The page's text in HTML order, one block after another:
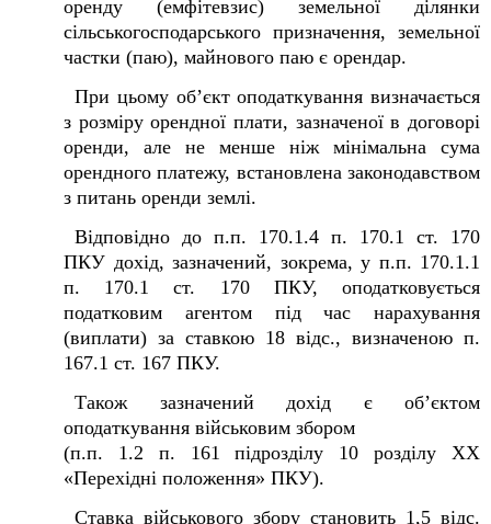
оренду (емфітевзис) земельної ділянки
сільськогосподарського призначення, земельної
частки (паю), майнового паю є орендар.
При цьому об’єкт оподаткування визначається
з розміру орендної плати, зазначеної в договорі
оренди, але не менше ніж мінімальна сума
орендного платежу, встановлена законодавством
з питань оренди землі.
Відповідно до п.п. 170.1.4 п. 170.1 ст. 170
ПКУ дохід, зазначений, зокрема, у п.п. 170.1.1
п. 170.1 ст. 170 ПКУ, оподатковується
податковим агентом під час нарахування
(виплати) за ставкою 18 відс., визначеною п.
167.1 ст. 167 ПКУ.
Також зазначений дохід є об’єктом
оподаткування військовим збором
(п.п. 1.2 п. 161 підрозділу 10 розділу ХХ
«Перехідні положення» ПКУ).
Ставка військового збору становить 1,5 відс.